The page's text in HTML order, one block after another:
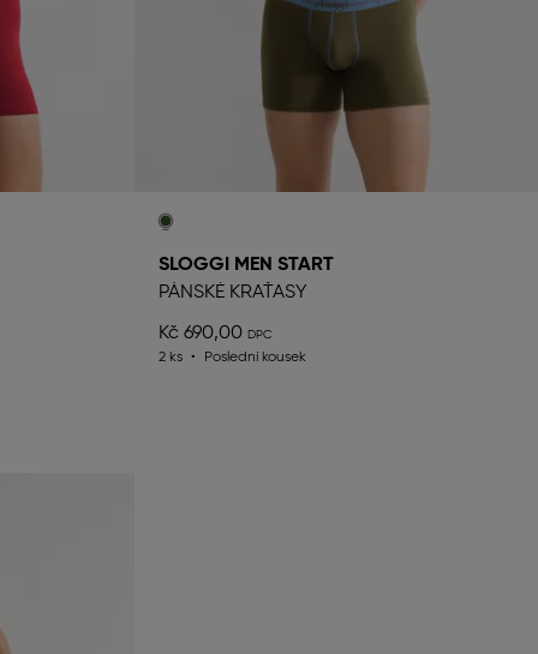
SLOGGI MEN START
PÁNSKÉ KRAŤASY
Kč 690,00
2 ks Poslední kousek